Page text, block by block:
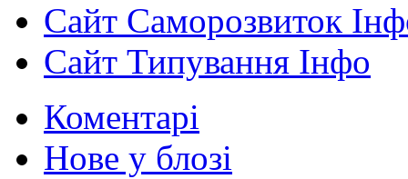
Сайт Саморозвиток
Сайт Типування Інфо
Коментарі
Нове у блозі